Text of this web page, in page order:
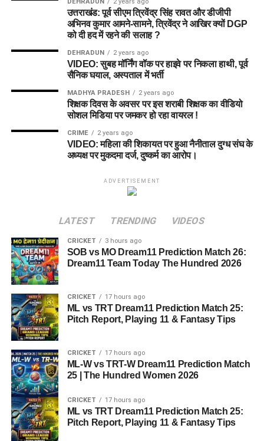
उत्तराखंड: पूर्व सीएम त्रिवेंद्र सिंह रावत और डीजीपी
अभिनव कुमार आमने-सामने, त्रिवेंद्र ने आखिर क्यों DGP
को दी हद में रहने की सलाह ?
DEHRADUN 2 years ago
VIDEO: सुबह मॉर्निंग वॉक पर हाइवे पर निकला हाथी, पूर्व
सैनिक घयाल, अस्पताल में भर्ती
MADHYA PRADESH 2 years ago
शिक्षक दिवस के अवसर पर इस शराबी शिक्षक का वीडियो
सोशल मिडिया पर जमकर हो रहा वायरल !
CRIME 2 years ago
VIDEO: महिला की शिकायत पर हुआ नैनीताल दुग्ध संघ के
अध्यक्ष पर मुकदमा दर्ज, दुष्कर्म का आरोप।
ADVERTISEMENT
LATEST TRENDING VIDEOS
CRICKET 3 hours ago
SOB vs MO Dream11 Prediction Match 26:
Dream11 Team Today The Hundred 2026
CRICKET 17 hours ago
ML vs TRT Dream11 Prediction Match 25:
Pitch Report, Playing 11 & Fantasy Tips
CRICKET 17 hours ago
ML-W vs TRT-W Dream11 Prediction Match
25 | The Hundred Women 2026
CRICKET 17 hours ago
ML vs TRT Dream11 Prediction Match 25:
Pitch Report, Playing 11 & Fantasy Tips